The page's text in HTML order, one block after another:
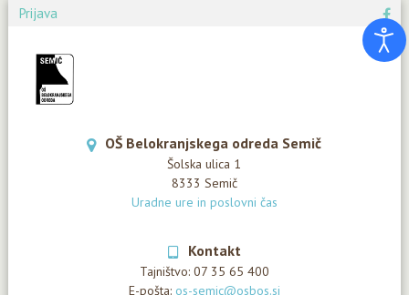
Prijava
OŠ Belokranjskega odreda Semič
Šolska ulica 1
8333 Semič
Uradne ure in poslovni čas
Kontakt
Tajništvo: 07 35 65 400
E-pošta: os-semic@osbos.si